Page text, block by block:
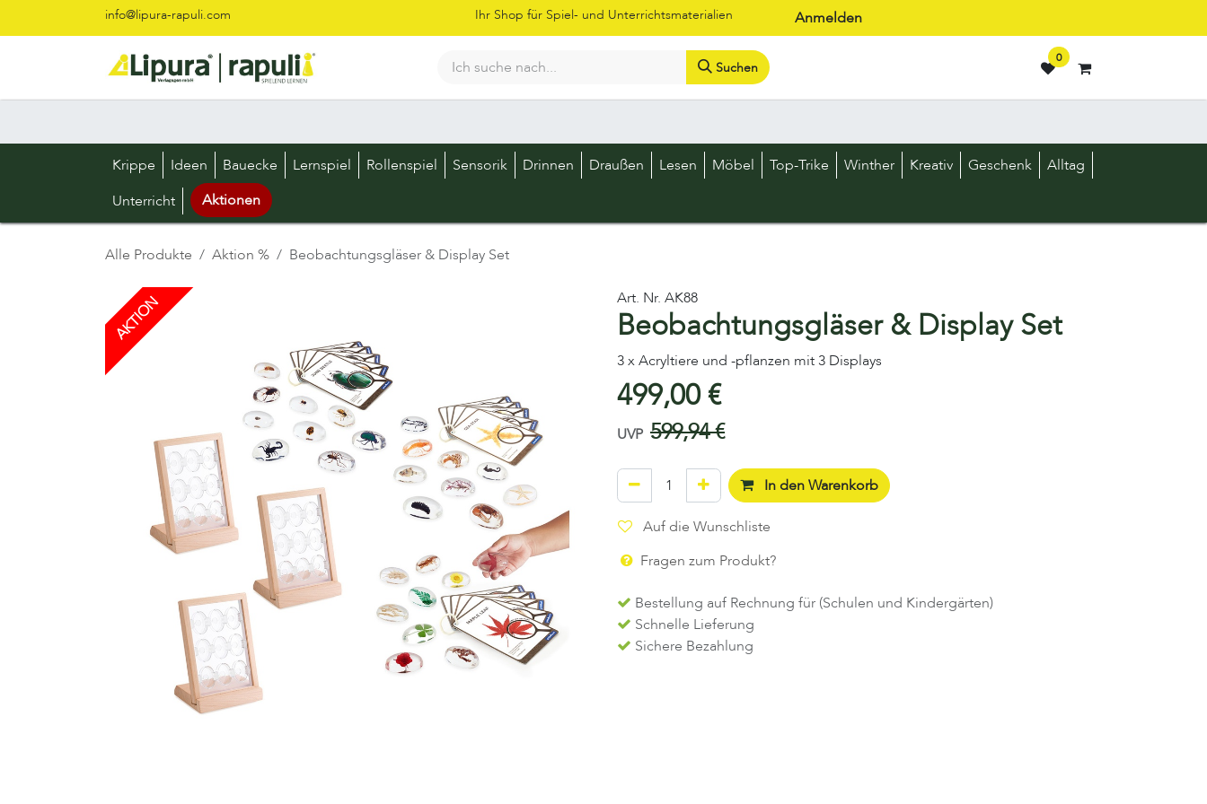
Zum Inhalt springeninfo@lipura-rapuli.com Ihr Shop für Spiel- und Unterrichtsmaterialien Anmelden
Suchen
0
Krippe Ideen Bauecke Lernspiel Rollenspiel Sensorik Drinnen Draußen Lesen Möbel Top-Trike Winther Kreativ Geschenk
Alltag
Unterricht
Aktionen
Alle Produkte Aktion % Beobachtungsgläser & Display Set
AKTION Art. Nr. AK88
Beobachtungsgläser & Display Set
3 x Acryltiere und -pflanzen mit 3 Displays
499,00€
UVP 599,94€
In den Warenkorb
Auf die Wunschliste
Fragen zum Produkt?
Bestellung auf Rechnung für (Schulen und Kindergärten)
Schnelle Lieferung
Sichere Bezahlung